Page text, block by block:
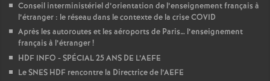
Conseil interministériel d’orientation de l’enseignement français à
l’étranger : le réseau dans le contexte de la crise COVID
Après les autoroutes et les aéroports de Paris… l’enseignement
français à l’étranger!
HDF INFO - SPÉCIAL 25 ANS DE L’AEFE
Le SNES HDF rencontre la Directrice de l’AEFE